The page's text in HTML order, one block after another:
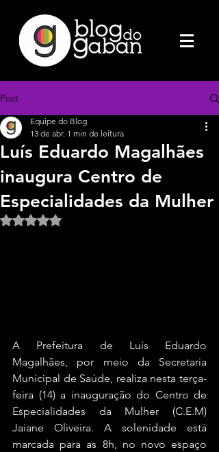
Post
Luís Eduardo Magalhães
inaugura Centro de
Especialidades da Mulher
Equipe do Blog
13 de abr. 1 min de leitura
Avaliado com NaN de 5 estrelas.
A Prefeitura de Luís Eduardo
Magalhães, por meio da Secretaria
Municipal de Saúde, realiza nesta terça-
feira (14) a inauguração do Centro de
Especialidades da Mulher (C.E.M)
Jaiane Oliveira. A solenidade está
marcada para as 8h, no novo espaço